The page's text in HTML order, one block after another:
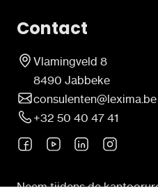
Contact
Vlamingveld 8
8490 Jabbeke
consulenten@lexima.be
+32 50 40 47 41
Neem tijdens de